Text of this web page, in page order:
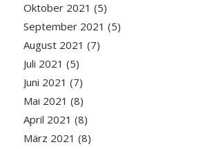
Oktober 2021 (5)
September 2021 (5)
August 2021 (7)
Juli 2021 (5)
Juni 2021 (7)
Mai 2021 (8)
April 2021 (8)
März 2021 (8)